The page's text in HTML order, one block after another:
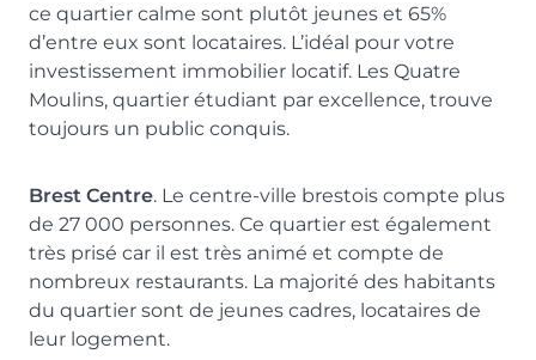
ce quartier calme sont plutôt jeunes et 65%
d’entre eux sont locataires. L’idéal pour votre
investissement immobilier locatif. Les Quatre
Moulins, quartier étudiant par excellence, trouve
toujours un public conquis.
Brest Centre. Le centre-ville brestois compte plus
de 27 000 personnes. Ce quartier est également
très prisé car il est très animé et compte de
nombreux restaurants. La majorité des habitants
du quartier sont de jeunes cadres, locataires de
leur logement.